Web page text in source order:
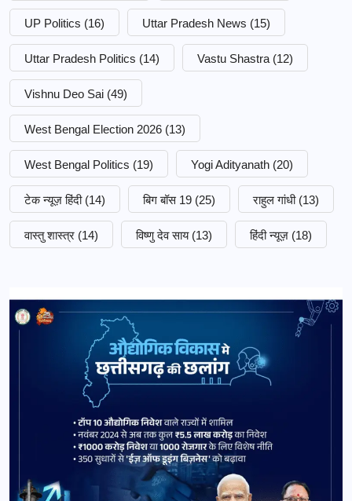
UP Politics (16) Uttar Pradesh News (15)
Uttar Pradesh Politics (14) Vastu Shastra (12)
Vishnu Deo Sai (49)
West Bengal Election 2026 (13)
West Bengal Politics (19) Yogi Adityanath (20)
टेक न्यूज़ हिंदी (14) बिग बॉस 19 (25) राहुल गांधी (13)
वास्तु शास्त्र (14) विष्णु देव साय (13) हिंदी न्यूज़ (18)